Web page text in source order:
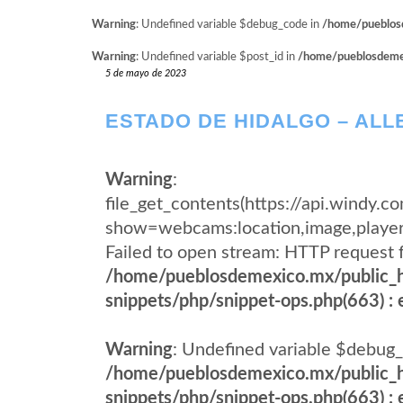
Warning: Undefined variable $debug_code in /home/
Warning: Undefined variable $post_id in /home/
5 de mayo de 2023
ESTADO DE HIDALGO –
Warning:
file_get_contents(https://
Failed to open stream: HTTP
/home/pueblosdemexico.mx/
snippets/php/snippet-ops.php(663) :
Warning: Undefined variable
/home/pueblosdemexico.mx/
snippets/php/snippet-ops.php(663) :